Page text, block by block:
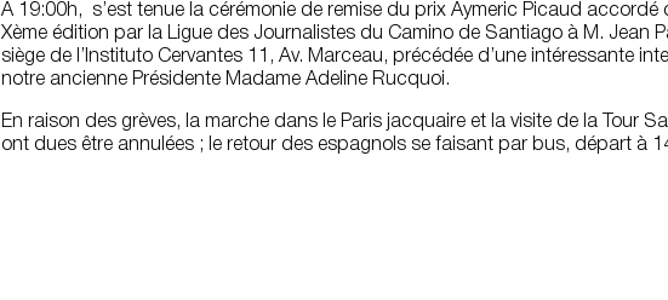
A 19:00h, s’est tenue la cérémonie de remise du prix Aymeric Picaud accordé
Xème édition par la Ligue des Journalistes du Camino de Santiago à M. Jean
siège de l’Instituto Cervantes 11, Av. Marceau, précédée d’une intéressante
notre ancienne Présidente Madame Adeline Rucquoi.
En raison des grèves, la marche dans le Paris jacquaire et la visite de la Tour
ont dues être annulées ; le retour des espagnols se faisant par bus, départ à